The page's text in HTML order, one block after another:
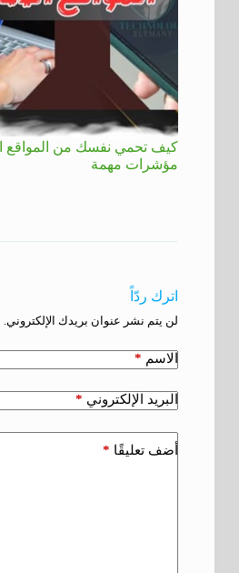
مؤشرات مهمة
اترك ردّاً
لن يتم نشر عنوان بريدك الإلكتروني.
الاسم *
البريد الإلكتروني *
أضف تعليقًا *